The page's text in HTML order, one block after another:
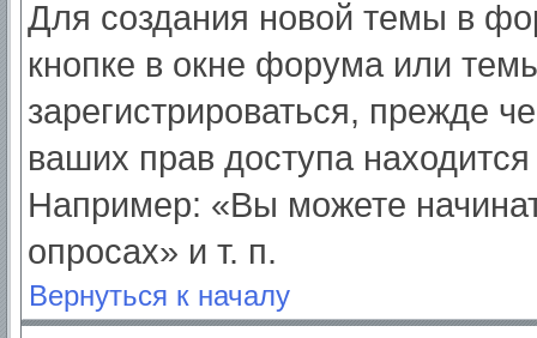
Для создания новой темы в
кнопке в окне форума или
зарегистрироваться, прежде
ваших прав доступа
Например: «Вы можете
опросах» и т. п.
Вернуться к началу